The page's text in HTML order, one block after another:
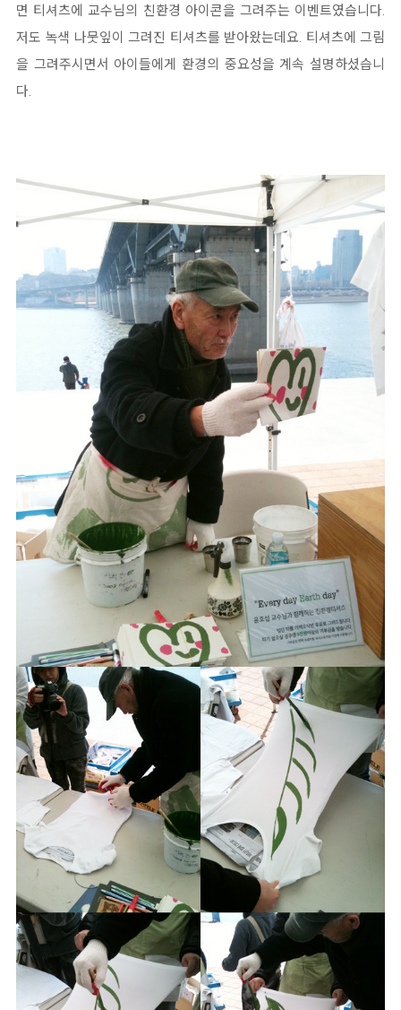
면 티셔츠에 교수님의 친환경 아이콘을 그려주는 이벤트였습니다.
저도 녹색 나뭇잎이 그려진 티셔츠를 받아왔는데요. 티셔츠에 그림
을 그려주시면서 아이들에게 환경의 중요성을 계속 설명하셨습니
다.